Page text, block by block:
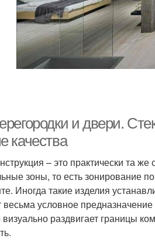
и двери.
качества
– это практически та
зоны, то есть зонирование
Иногда такие изделия
условное
визуально раздвигает границы